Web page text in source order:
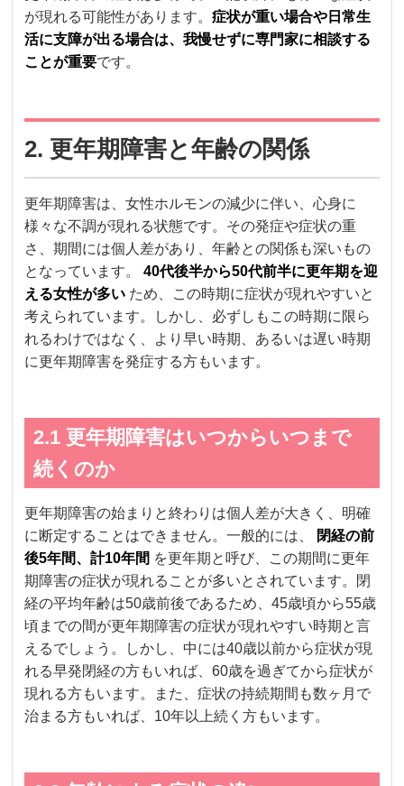
が現れる可能性があります。症状が重い場合や日常生
活に支障が出る場合は、我慢せずに専門家に相談する
ことが重要です。
2. 更年期障害と年齢の関係
更年期障害は、女性ホルモンの減少に伴い、心身に
様々な不調が現れる状態です。その発症や症状の重
さ、期間には個人差があり、年齢との関係も深いもの
となっています。40代後半から50代前半に更年期を迎
える女性が多い ため、この時期に症状が現れやすいと
考えられています。しかし、必ずしもこの時期に限ら
れるわけではなく、より早い時期、あるいは遅い時期
に更年期障害を発症する方もいます。
2.1 更年期障害はいつからいつまで
続くのか
更年期障害の始まりと終わりは個人差が大きく、明確
に断定することはできません。一般的には、
閉経の前
後5年間、計10年間 を更年期と呼び、この期間に更年
期障害の症状が現れることが多いとされています。閉
経の平均年齢は50歳前後であるため、45歳頃から55歳
頃までの間が更年期障害の症状が現れやすい時期と言
えるでしょう。しかし、中には40歳以前から症状が現
れる早発閉経の方もいれば、60歳を過ぎてから症状が
現れる方もいます。また、症状の持続期間も数ヶ月で
治まる方もいれば、10年以上続く方もいます。